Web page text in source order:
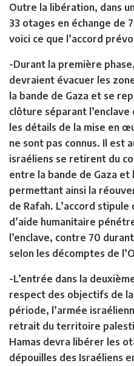
Outre la libération, dans
33 otages en échange de
voici ce que l’accord
-Durant la première
devraient évacuer les
la bande de Gaza et se
clôture séparant
les détails de la mise en
ne sont pas connus. Il est
israéliens se retirent du
entre la bande de Gaza et
permettant ainsi la
de Rafah. L’accord
d’aide humanitaire
l’enclave, contre 70
selon les décomptes de
-L’entrée dans la
respect des objectifs de
période, l’armée
retrait du territoire
Hamas devra libérer les
dépouilles des Israéliens